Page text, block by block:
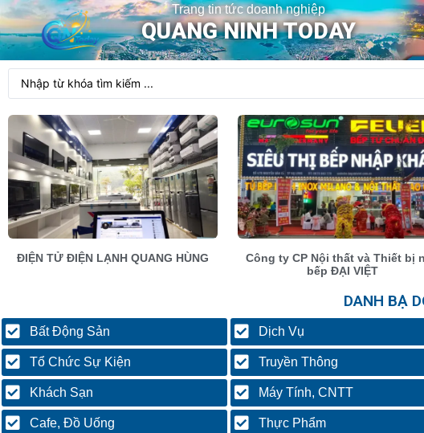
Trang tin tức doanh nghiệp
QUANG NINH TODAY
ĐIỆN TỬ ĐIỆN LẠNH QUANG HÙNG
Công ty CP Nội thất và Thiết bị
bếp ĐẠI VIỆT
DANH BẠ
Bất Động Sản Dịch Vụ
Tổ Chức Sự Kiện Truyền Thông
Khách Sạn Máy Tính, CNTT
Cafe, Đồ Uống Thực Phẩm